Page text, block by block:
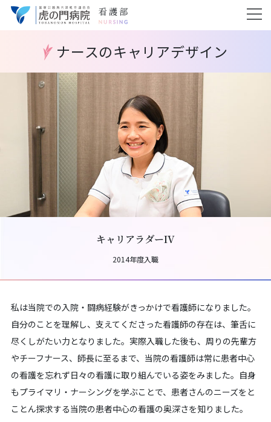
ナースのキャリアデザイン
キャリアラダーIV
2014年度入職
私は当院での入院・闘病経験がきっかけで看護師になりました。
自分のことを理解し、支えてくださった看護師の存在は、筆舌に
尽くしがたい力となりました。実際入職した後も、周りの先輩方
やチーフナース、師長に至るまで、当院の看護師は常に患者中心
の看護を忘れず日々の看護に取り組んでいる姿をみました。自身
もプライマリ・ナーシングを学ぶことで、患者さんのニーズをと
ことん探求する当院の患者中心の看護の奥深さを知りました。